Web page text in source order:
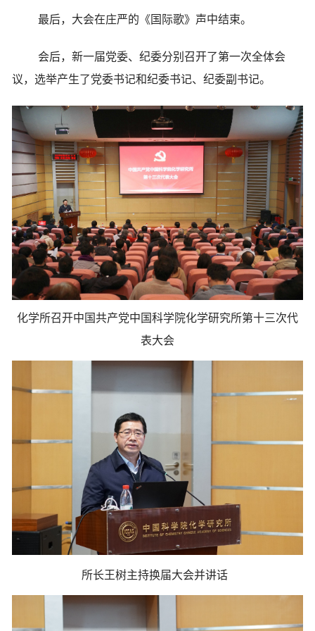
最后，大会在庄严的《国际歌》声中结束。
会后，新一届党委、纪委分别召开了第一次全体会
议，选举产生了党委书记和纪委书记、纪委副书记。
化学所召开中国共产党中国科学院化学研究所第十三次代
表大会
所长王树主持换届大会并讲话